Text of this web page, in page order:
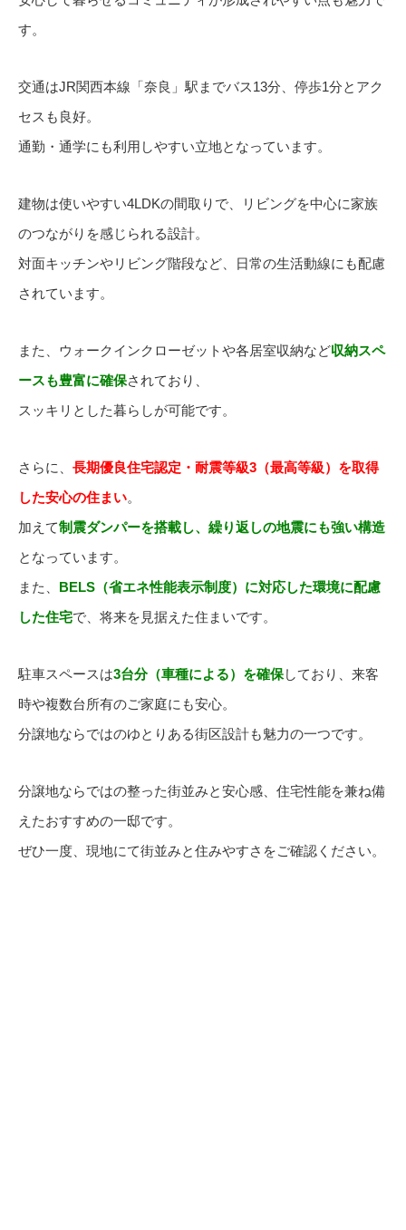
す。
交通はJR関西本線「奈良」駅までバス13分、停歩1分とアク
セスも良好。
通勤・通学にも利用しやすい立地となっています。
建物は使いやすい4LDKの間取りで、リビングを中心に家族
のつながりを感じられる設計。
対面キッチンやリビング階段など、日常の生活動線にも配慮
されています。
また、ウォークインクローゼットや各居室収納など収納スペ
ースも豊富に確保されており、
スッキリとした暮らしが可能です。
さらに、 長期優良住宅認定・耐震等級3（最高等級）を取得
した安心の住まい。
加えて制震ダンパーを搭載し、繰り返しの地震にも強い構造
となっています。
また、 BELS（省エネ性能表示制度）に対応した環境に配慮
した住宅で、将来を見据えた住まいです。
駐車スペースは3台分（車種による）を確保しており、来客
時や複数台所有のご家庭にも安心。
分譲地ならではのゆとりある街区設計も魅力の一つです。
分譲地ならではの整った街並みと安心感、住宅性能を兼ね備
えたおすすめの一邸です。
ぜひ一度、現地にて街並みと住みやすさをご確認ください。